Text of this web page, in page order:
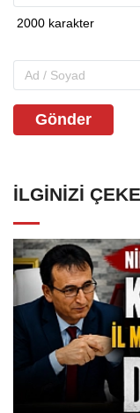
Gönder
İLGINIZI